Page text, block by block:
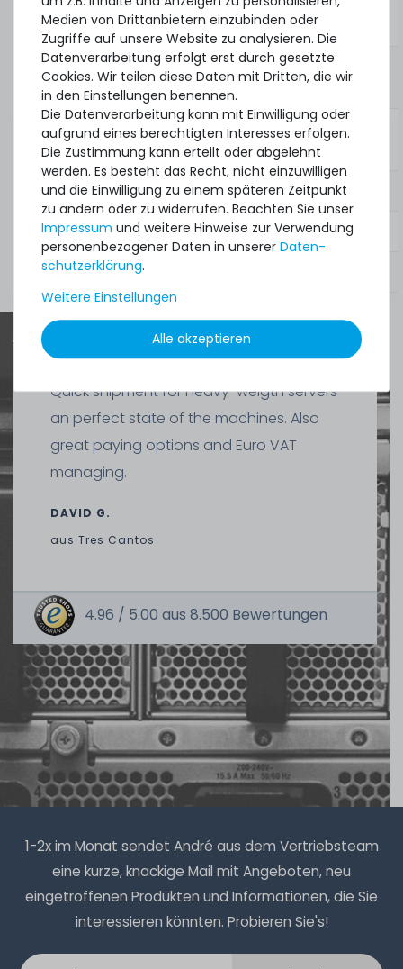
Optional Part No. (linke
Schiene):
H24PR, 9RFVV,
MCTG4, K1X36
Part No. (rechte
Schiene):
0GD5DW, 0RK1KT,
0Y4DJC, 0M13G0
Optional Part No. (rechte
Schiene):
GD5DW, RK1KT,
Y4DJC, M13G0
Zustand:
gebraucht, sehr gut
Lieferumfang:
Quick shipment for heavy-weigth servers
an perfect state of the machines. Also
great paying options and Euro VAT
managing.
DAVID G.
aus Tres Cantos
4.96 / 5.00 aus 8.500 Bewertungen
1-2x im Monat sendet André aus dem Vertriebsteam
eine kurze, knackige Mail mit Angeboten, neu
eingetroffenen Produkten und Informationen, die Sie
interessieren könnten. Probieren Sie's!
Medien von Drittanbietern einzubinden oder
Zugriffe auf unsere Website zu analysieren. Die
Datenverarbeitung erfolgt erst durch gesetzte
Cookies. Wir teilen diese Daten mit Dritten, die wir
in den Einstellungen benennen.
Die Datenverarbeitung kann mit Einwilligung oder
aufgrund eines berechtigten Interesses erfolgen.
Die Zustimmung kann erteilt oder abgelehnt
werden. Es besteht das Recht, nicht einzuwilligen
und die Einwilligung zu einem späteren Zeitpunkt
zu ändern oder zu widerrufen. Beachten Sie unser
Impressum und weitere Hinweise zur Verwendung
personenbezogener Daten in unserer Daten­
schutz­erklärung.
Weitere Einstellungen
Alle akzeptieren